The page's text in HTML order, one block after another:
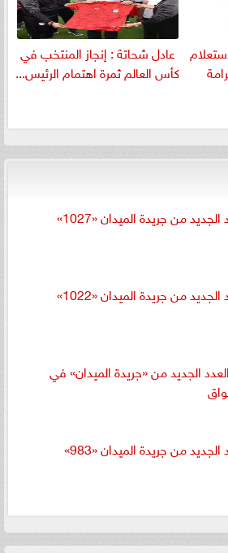
عادل شحاتة : إنجاز المنتخب في
كأس العالم ثمرة اهتمام الرئيس...
الجديد من جريدة الميدان «1027»
الجديد من جريدة الميدان «1022»
الجديد من «جريدة الميدان» في
الجديد من جريدة الميدان «983»